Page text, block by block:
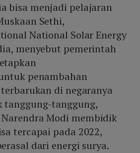
bisa menjadi pelajaran
Sethi,
National Solar Energy
menyebut pemerintah
penambahan
di negaranya
tanggung-tanggung,
Modi membidik
tercapai pada 2022,
dari energi surya.